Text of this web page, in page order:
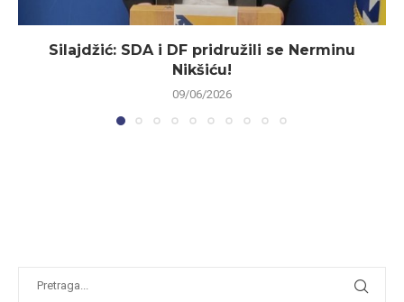
Silajdžić: SDA i DF pridružili se Nerminu
Nikšiću!
09/06/2026